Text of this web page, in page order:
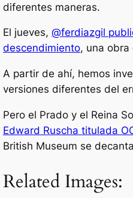
diferentes maneras.
El jueves, @ferdiazgil
descendimiento, una obra
A partir de ahí, hemos
versiones diferentes del
Pero el Prado y el Reina
Edward Ruscha titulada
British Museum se
Related Images: